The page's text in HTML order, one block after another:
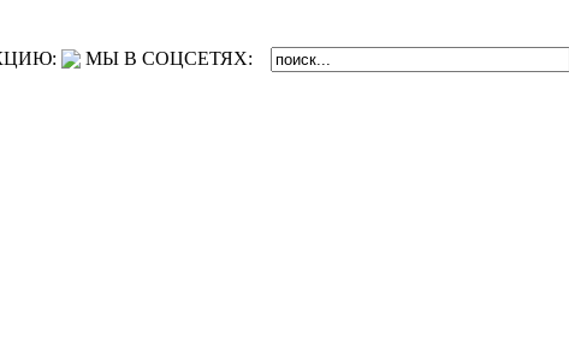
МЫ В СОЦСЕТЯХ: